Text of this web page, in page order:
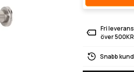
Fri
över 500KR
Snabb